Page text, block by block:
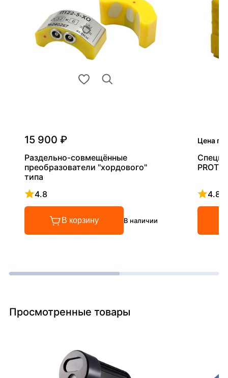
15 900 ₽
Раздельно-совмещённые
преобразователи "хордового"
типа
4.8
Рейтинг 4.8 из 5
В корзину В наличии
Цена по
PROT
4.8
Просмотренные товары